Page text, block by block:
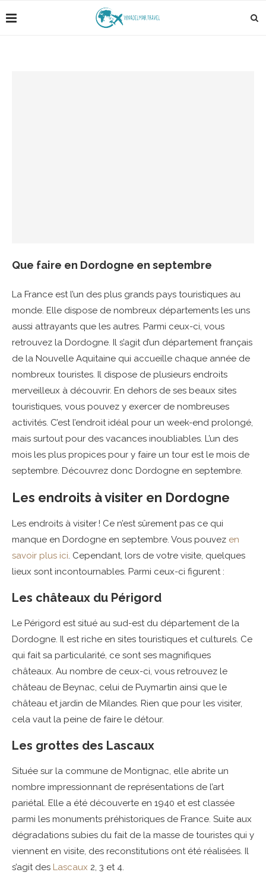
Que faire en Dordogne en septembre
La France est l’un des plus grands pays touristiques au
monde. Elle dispose de nombreux départements les uns
aussi attrayants que les autres. Parmi ceux-ci, vous
retrouvez la Dordogne. Il s’agit d’un département français
de la Nouvelle Aquitaine qui accueille chaque année de
nombreux touristes. Il dispose de plusieurs endroits
merveilleux à découvrir. En dehors de ses beaux sites
touristiques, vous pouvez y exercer de nombreuses
activités. C’est l’endroit idéal pour un week-end prolongé,
mais surtout pour des vacances inoubliables. L’un des
mois les plus propices pour y faire un tour est le mois de
septembre. Découvrez donc Dordogne en septembre.
Les endroits à visiter en Dordogne
Les endroits à visiter ! Ce n’est sûrement pas ce qui
manque en Dordogne en septembre. Vous pouvez en
savoir plus ici. Cependant, lors de votre visite, quelques
lieux sont incontournables. Parmi ceux-ci figurent :
Les châteaux du Périgord
Le Périgord est situé au sud-est du département de la
Dordogne. Il est riche en sites touristiques et culturels. Ce
qui fait sa particularité, ce sont ses magnifiques
châteaux. Au nombre de ceux-ci, vous retrouvez le
château de Beynac, celui de Puymartin ainsi que le
château et jardin de Milandes. Rien que pour les visiter,
cela vaut la peine de faire le détour.
Les grottes des Lascaux
Située sur la commune de Montignac, elle abrite un
nombre impressionnant de représentations de l’art
pariétal. Elle a été découverte en 1940 et est classée
parmi les monuments préhistoriques de France. Suite aux
dégradations subies du fait de la masse de touristes qui y
viennent en visite, des reconstitutions ont été réalisées. Il
s’agit des Lascaux 2, 3 et 4.